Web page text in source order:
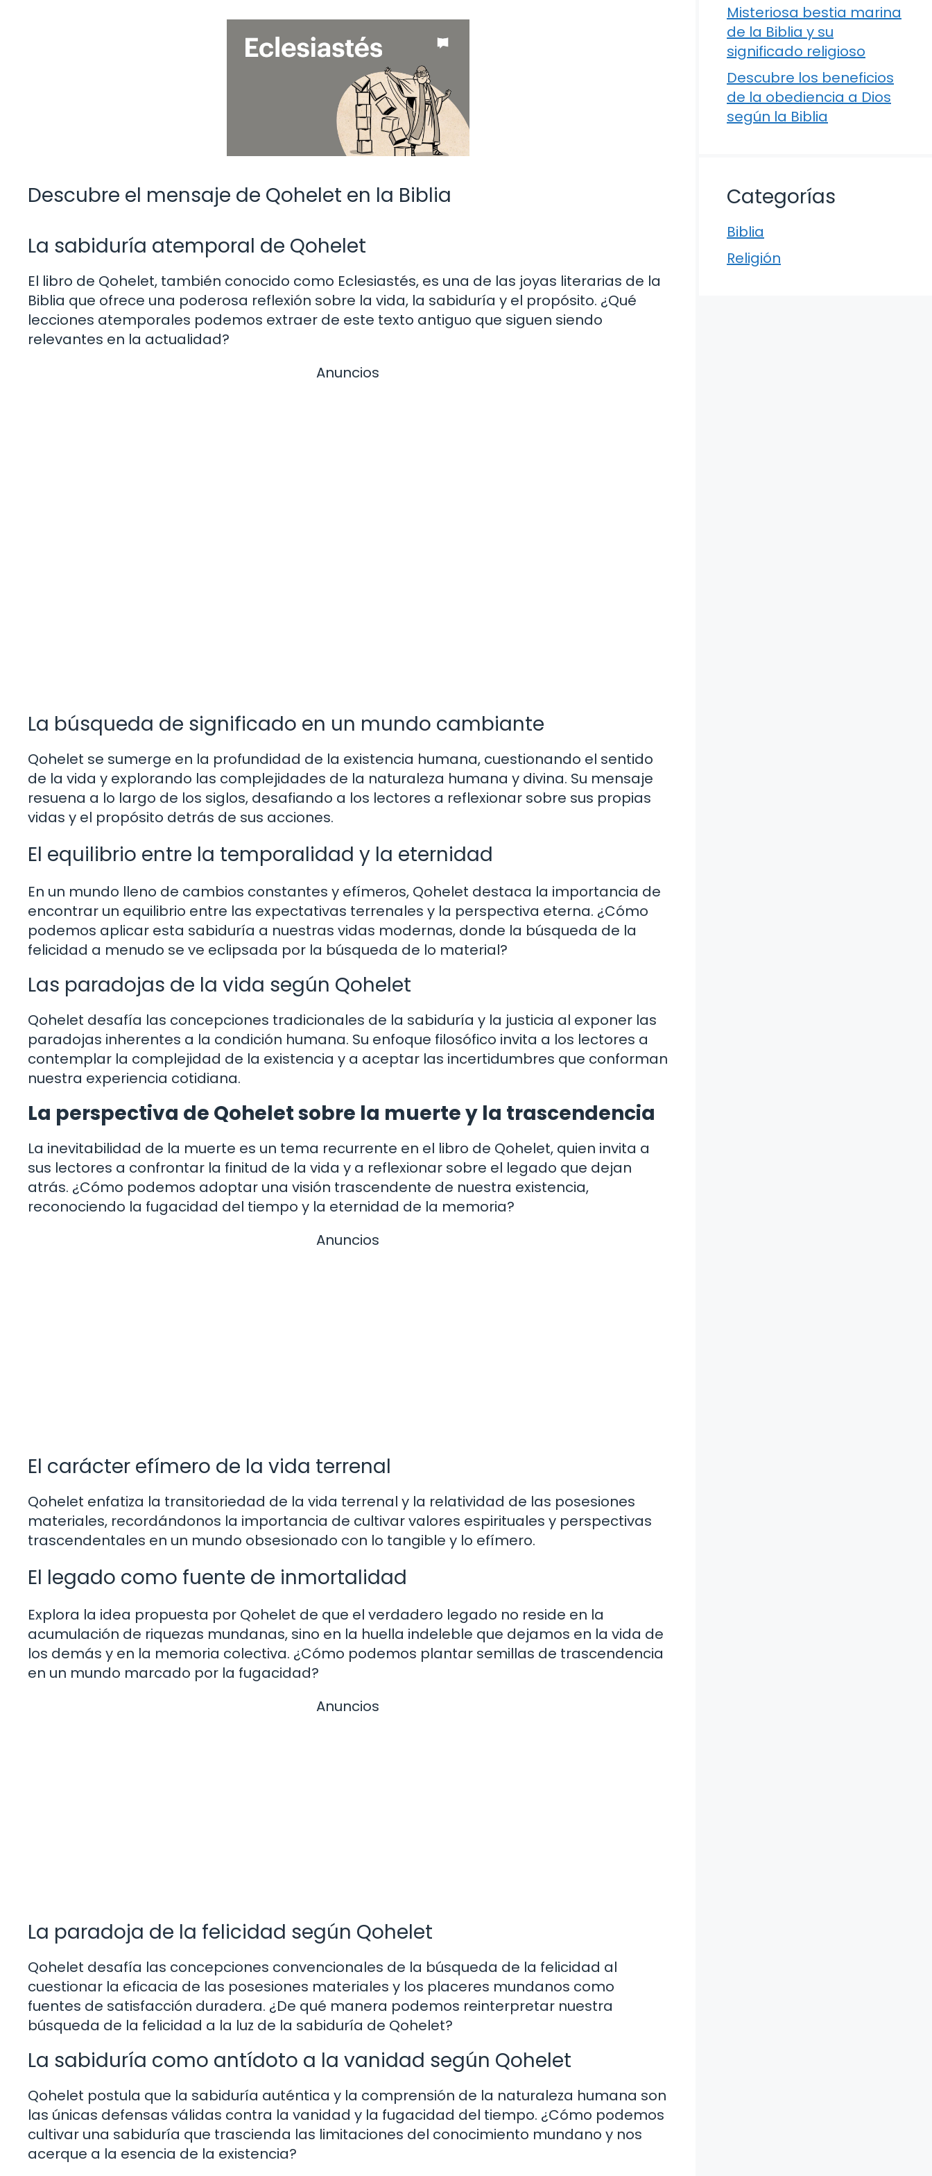
Descubre el mensaje de Qohelet en la Biblia
La sabiduría atemporal de Qohelet
El libro de Qohelet, también conocido como Eclesiastés, es una de las joyas literarias de la
Biblia que ofrece una poderosa reflexión sobre la vida, la sabiduría y el propósito. ¿Qué
lecciones atemporales podemos extraer de este texto antiguo que siguen siendo
relevantes en la actualidad?
Anuncios
La búsqueda de significado en un mundo cambiante
Qohelet se sumerge en la profundidad de la existencia humana, cuestionando el sentido
de la vida y explorando las complejidades de la naturaleza humana y divina. Su mensaje
resuena a lo largo de los siglos, desafiando a los lectores a reflexionar sobre sus propias
vidas y el propósito detrás de sus acciones.
El equilibrio entre la temporalidad y la eternidad
En un mundo lleno de cambios constantes y efímeros, Qohelet destaca la importancia de
encontrar un equilibrio entre las expectativas terrenales y la perspectiva eterna. ¿Cómo
podemos aplicar esta sabiduría a nuestras vidas modernas, donde la búsqueda de la
felicidad a menudo se ve eclipsada por la búsqueda de lo material?
Las paradojas de la vida según Qohelet
Qohelet desafía las concepciones tradicionales de la sabiduría y la justicia al exponer las
paradojas inherentes a la condición humana. Su enfoque filosófico invita a los lectores a
contemplar la complejidad de la existencia y a aceptar las incertidumbres que conforman
nuestra experiencia cotidiana.
La perspectiva de Qohelet sobre la muerte y la trascendencia
La inevitabilidad de la muerte es un tema recurrente en el libro de Qohelet, quien invita a
sus lectores a confrontar la finitud de la vida y a reflexionar sobre el legado que dejan
atrás. ¿Cómo podemos adoptar una visión trascendente de nuestra existencia,
reconociendo la fugacidad del tiempo y la eternidad de la memoria?
Anuncios
El carácter efímero de la vida terrenal
Qohelet enfatiza la transitoriedad de la vida terrenal y la relatividad de las posesiones
materiales, recordándonos la importancia de cultivar valores espirituales y perspectivas
trascendentales en un mundo obsesionado con lo tangible y lo efímero.
El legado como fuente de inmortalidad
Explora la idea propuesta por Qohelet de que el verdadero legado no reside en la
acumulación de riquezas mundanas, sino en la huella indeleble que dejamos en la vida de
los demás y en la memoria colectiva. ¿Cómo podemos plantar semillas de trascendencia
en un mundo marcado por la fugacidad?
Anuncios
La paradoja de la felicidad según Qohelet
Qohelet desafía las concepciones convencionales de la búsqueda de la felicidad al
cuestionar la eficacia de las posesiones materiales y los placeres mundanos como
fuentes de satisfacción duradera. ¿De qué manera podemos reinterpretar nuestra
búsqueda de la felicidad a la luz de la sabiduría de Qohelet?
La sabiduría como antídoto a la vanidad según Qohelet
Qohelet postula que la sabiduría auténtica y la comprensión de la naturaleza humana son
las únicas defensas válidas contra la vanidad y la fugacidad del tiempo. ¿Cómo podemos
cultivar una sabiduría que trascienda las limitaciones del conocimiento mundano y nos
acerque a la esencia de la existencia?
Misteriosa bestia marina
de la Biblia y su
significado religioso
Descubre los beneficios
de la obediencia a Dios
según la Biblia
Categorías
Biblia
Religión